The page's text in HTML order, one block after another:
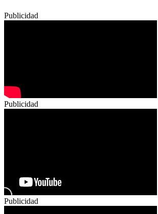
Publicidad
Publicidad
Publicidad